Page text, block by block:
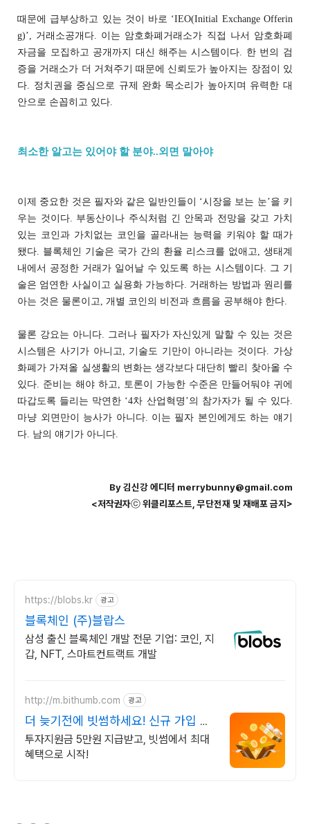
때문에 급부상하고 있는 것이 바로 ‘IEO(Initial Exchange Offerin
g)’, 거래소공개다. 이는 암호화폐거래소가 직접 나서 암호화폐
자금을 모집하고 공개까지 대신 해주는 시스템이다. 한 번의 검
증을 거래소가 더 거쳐주기 때문에 신뢰도가 높아지는 장점이 있
다. 정치권을 중심으로 규제 완화 목소리가 높아지며 유력한 대
안으로 손꼽히고 있다.
최소한 알고는 있어야 할 분야..외면 말아야
이제 중요한 것은 필자와 같은 일반인들이 ‘시장을 보는 눈’을 키
우는 것이다. 부동산이나 주식처럼 긴 안목과 전망을 갖고 가치
있는 코인과 가치없는 코인을 골라내는 능력을 키워야 할 때가
됐다. 블록체인 기술은 국가 간의 환율 리스크를 없애고, 생태계
내에서 공정한 거래가 일어날 수 있도록 하는 시스템이다. 그 기
술은 엄연한 사실이고 실용화 가능하다. 거래하는 방법과 원리를
아는 것은 물론이고, 개별 코인의 비전과 흐름을 공부해야 한다.
물론 강요는 아니다. 그러나 필자가 자신있게 말할 수 있는 것은
시스템은 사기가 아니고, 기술도 기만이 아니라는 것이다. 가상
화폐가 가져올 실생활의 변화는 생각보다 대단히 빨리 찾아올 수
있다. 준비는 해야 하고, 토론이 가능한 수준은 만들어둬야 귀에
따갑도록 들리는 막연한 ‘4차 산업혁명’의 참가자가 될 수 있다.
마냥 외면만이 능사가 아니다. 이는 필자 본인에게도 하는 얘기
다. 남의 얘기가 아니다.
By 김신강 에디터 merrybunny@gmail.com
<저작권자ⓒ 위클리포스트, 무단전재 및 재배포 금지>
https://blobs.kr 광고
블록체인 (주)블랍스
삼성 출신 블록체인 개발 전문 기업: 코인, 지
갑, NFT, 스마트컨트랙트 개발
http://m.bithumb.com 광고
더 늦기전에 빗썸하세요! 신규 가입 시
5만원 혜택
투자지원금 5만원 지급받고, 빗썸에서 최대
혜택으로 시작!